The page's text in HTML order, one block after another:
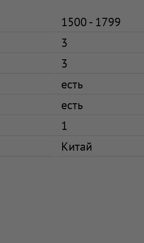
1500 - 1799
3
3
есть
есть
1
Китай